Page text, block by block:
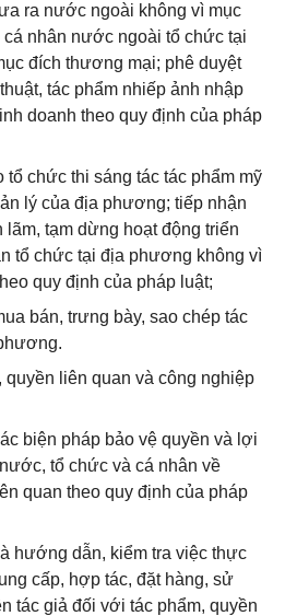
ra nước ngoài không vì mục
nhân nước ngoài tổ chức tại
đích thương mại; phê duyệt
tác phẩm nhiếp ảnh nhập
doanh theo quy định của pháp
tổ chức thi sáng tác tác phẩm mỹ
lý của địa phương; tiếp nhận
tạm dừng hoạt động triển
tổ chức tại địa phương không vì
quy định của pháp luật;
bán, trưng bày, sao chép tác
quyền liên quan và công nghiệp
biện pháp bảo vệ quyền và lợi
tổ chức và cá nhân về
quan theo quy định của pháp
hướng dẫn, kiểm tra việc thực
cấp, hợp tác, đặt hàng, sử
tác giả đối với tác phẩm, quyền